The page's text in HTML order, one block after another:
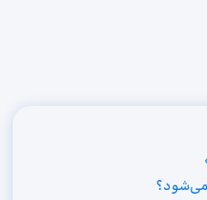
می‌شود؟